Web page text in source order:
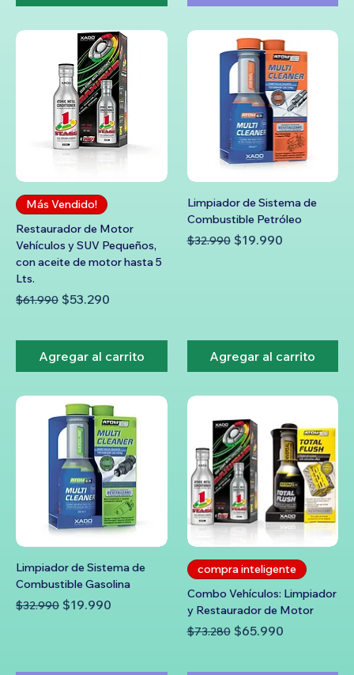
Más Vendido!
Restaurador de Motor
Vehículos y SUV Pequeños,
con aceite de motor hasta 5
Lts.
Precio
$61.990 Precio de oferta
$53.290
Agregar al carrito
Limpiador de Sistema de
Combustible Petróleo
Precio
$32.990 Precio de oferta
$19.990
Agregar al carrito
Limpiador de Sistema de
Combustible Gasolina
Precio
$32.990 Precio de oferta
$19.990
compra inteligente
Combo Vehículos: Limpiador
y Restaurador de Motor
Precio
$73.280 Precio de oferta
$65.990